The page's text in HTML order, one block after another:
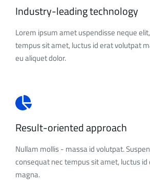
Industry-leading technology
Lorem ipsum amet uspendisse neque
tempus sit amet, luctus id erat volutpat
eu aliquet dolor.
Result-oriented approach
Nullam mollis - massa id volutpat.
consequat nec tempus sit amet, luctus
magna.